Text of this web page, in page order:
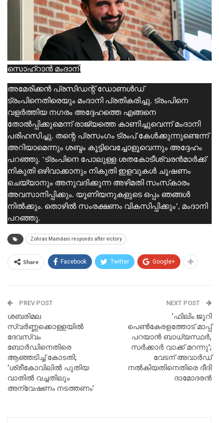
സൊഹ്റാൻ മംദാനി
അമേരിക്കന്‍ പ്രസിഡന്റ് ഡോണള്‍ഡ്
ട്രംപിനെതിരെയും മംദാനി പ്രതികരിച്ചു. ട്രംപിനെ
വളര്‍ത്തിയ നഗരം അദ്ദേഹത്തെ എങ്ങനെ
തോല്‍പ്പിക്കുമെന്ന് രാജ്യത്തെ കാണിച്ചുവെന്ന് മംദാനി
പരിഹസിച്ചു. തന്റെ പ്രസംഗം ട്രംപ് കേള്‍ക്കുന്നുണ്ടെന്ന്
അറിയാമെന്നും ശബ്ദം കൂട്ടിവെച്ചോളൂവെന്നും അദ്ദേഹം
പറഞ്ഞു. ‘ട്രംപിനെ പോലുള്ള ശതകോടീശ്വരന്‍മാര്‍ക്ക്
നികുതി ഒഴിവാക്കാനും നികുതി ഇളവുകള്‍ ചൂഷണം
ചെയ്യാനും അനുവദിക്കുന്ന അഴിമതി സംസ്‌കാരം
അവസാനിപ്പിക്കും. യൂണിയനുകളുടെ ഒപ്പം ഞങ്ങള്‍
നില്‍ക്കും. തൊഴില്‍ സംരക്ഷണം വികസിപ്പിക്കും’, മംദാനി
പറഞ്ഞു.
Zohran Mamdani responds after victory
Share Facebook Twitter Google+
PREV POST
ശബരിമല
സ്വര്‍ണ്ണക്കൊള്ളയില്‍
ദേവസ്വം
ബോര്‍ഡിനെതിരെ
ആഞ്ഞടിച്ച് കോടതി;
‘ശ്രീകോവിലില്‍ പുതിയ
വാതില്‍ വച്ചതിലും
അന്വേഷണം നടത്തണം’
NEXT POST
‘ഫിലിം ജൂറി
പെണ്‍കേരളത്തോട് മാപ്പ്
പറയാന്‍ ബാധ്യസ്ഥര്‍,
സര്‍ക്കാര്‍ വാക്ക് മറന്നു’;
വേടന് അവാര്‍ഡ്
നല്‍കിയതിനെതിരെ ദീദി
ദാമോദരന്‍